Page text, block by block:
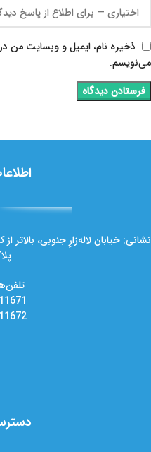
ذخیره نام، ایمیل و وبسایت من
می‌نویسم.
نشانی: خیابان لاله‌زارِ جنوبی، بالاتر